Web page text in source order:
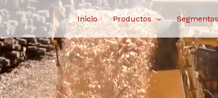
Inicio Productos Segmentos